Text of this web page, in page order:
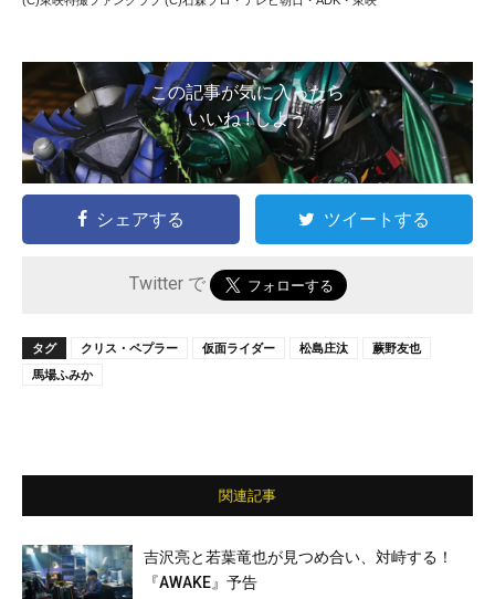
この記事が気に入ったら
いいね ! しよう
シェアする ツイートする
Twitter で
タグ クリス・ペプラー 仮面ライダー 松島庄汰
蕨野友也
馬場ふみか
関連記事
吉沢亮と若葉竜也が見つめ合い、対峙する！
『AWAKE』予告